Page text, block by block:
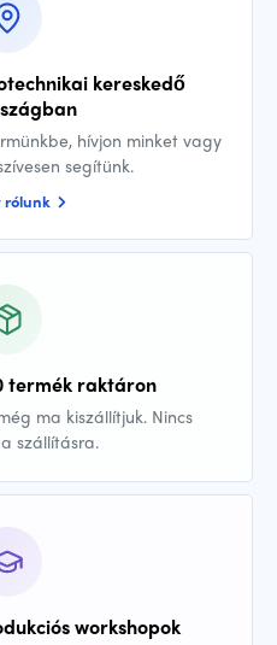
kereskedő
hívjon minket vagy
segítünk.
rólunk
termék raktáron
ma kiszállítjuk. Nincs
szállításra.
workshopok